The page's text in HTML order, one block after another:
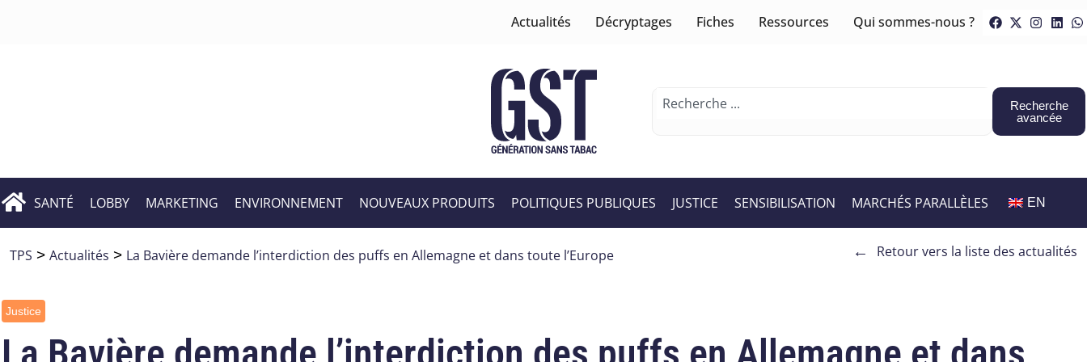
Actualités Décryptages Fiches Ressources Qui sommes-nous ?
Recherche
avancée
SANTÉ LOBBY MARKETING ENVIRONNEMENT NOUVEAUX PRODUITS POLITIQUES PUBLIQUES JUSTICE SENSIBILISATION MARCHÉS PARALLÈLES EN
TPS > Actualités > La Bavière demande l’interdiction des puffs en Allemagne et dans toute l’Europe ← Retour vers la liste des actualités
Justice